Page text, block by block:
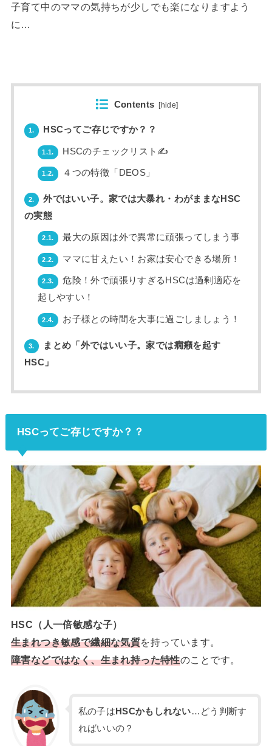
子育て中のママの気持ちが少しでも楽になりますよう
に…
Contents [hide]
1. HSCってご存じですか？？
1.1. HSCのチェックリスト✍
1.2. ４つの特徴「DEOS」
2.
外ではいい子。家では大暴れ・わがままなHSC
の実態
2.1. 最大の原因は外で異常に頑張ってしまう事
2.2. ママに甘えたい！お家は安心できる場所！
2.3.
危険！外で頑張りすぎるHSCは過剰適応を
起しやすい！
2.4. お子様との時間を大事に過ごしましょう！
3.
まとめ「外ではいい子。家では癇癪を起す
HSC」
HSCってご存じですか？？
HSC（人一倍敏感な子）
生まれつき敏感で繊細な気質を持っています。
障害などではなく、生まれ持った特性のことです。
私の子は HSCかもしれない…どう判断す
ればいいの？